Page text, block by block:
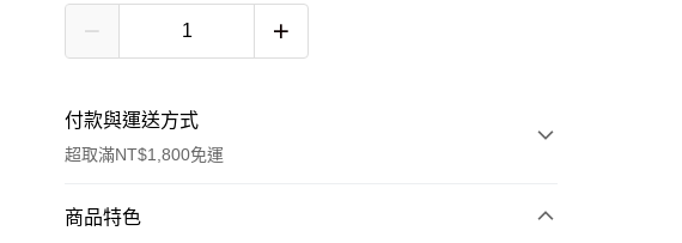
付款與運送方式
超取滿NT$1,800免運
付款方式
商品特色